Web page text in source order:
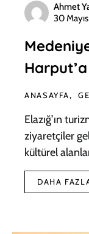
Ahmet
30
ANASAYFA
Elazığ’ın
ziyaretçiler
kültürel
DAHA